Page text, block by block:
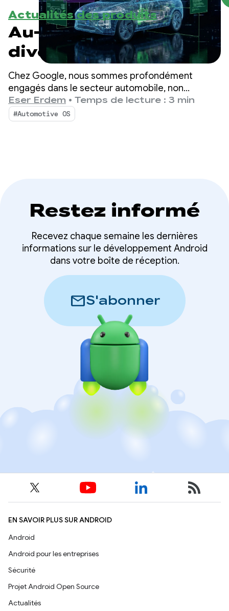
Actualités des produits
Au-delà de l'info-
divertissement :
étendre
Android Automotive
OS aux véhicules
Chez Google, nous sommes profondément
engagés dans le secteur automobile, non
seulement en tant que fournisseur de
technologies, mais aussi en tant que partenaire
de la transformation du secteur.
Eser Erdem • Temps de lecture : 3 min
#Automotive OS
Restez informé
Recevez chaque semaine les dernières
informations sur le développement Android
dans votre boîte de réception.
mailS'abonner
EN SAVOIR PLUS SUR ANDROID
Android
Android pour les entreprises
Sécurité
Projet Android Open Source
Actualités